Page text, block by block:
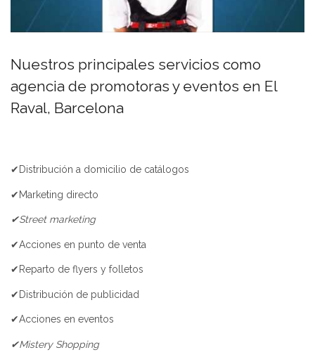
Nuestros principales servicios como
agencia de promotoras y eventos en El
Raval, Barcelona
✔Distribución a domicilio de catálogos
✔Marketing directo
✔Street marketing
✔Acciones en punto de venta
✔Reparto de flyers y folletos
✔Distribución de publicidad
✔Acciones en eventos
✔Mistery Shopping